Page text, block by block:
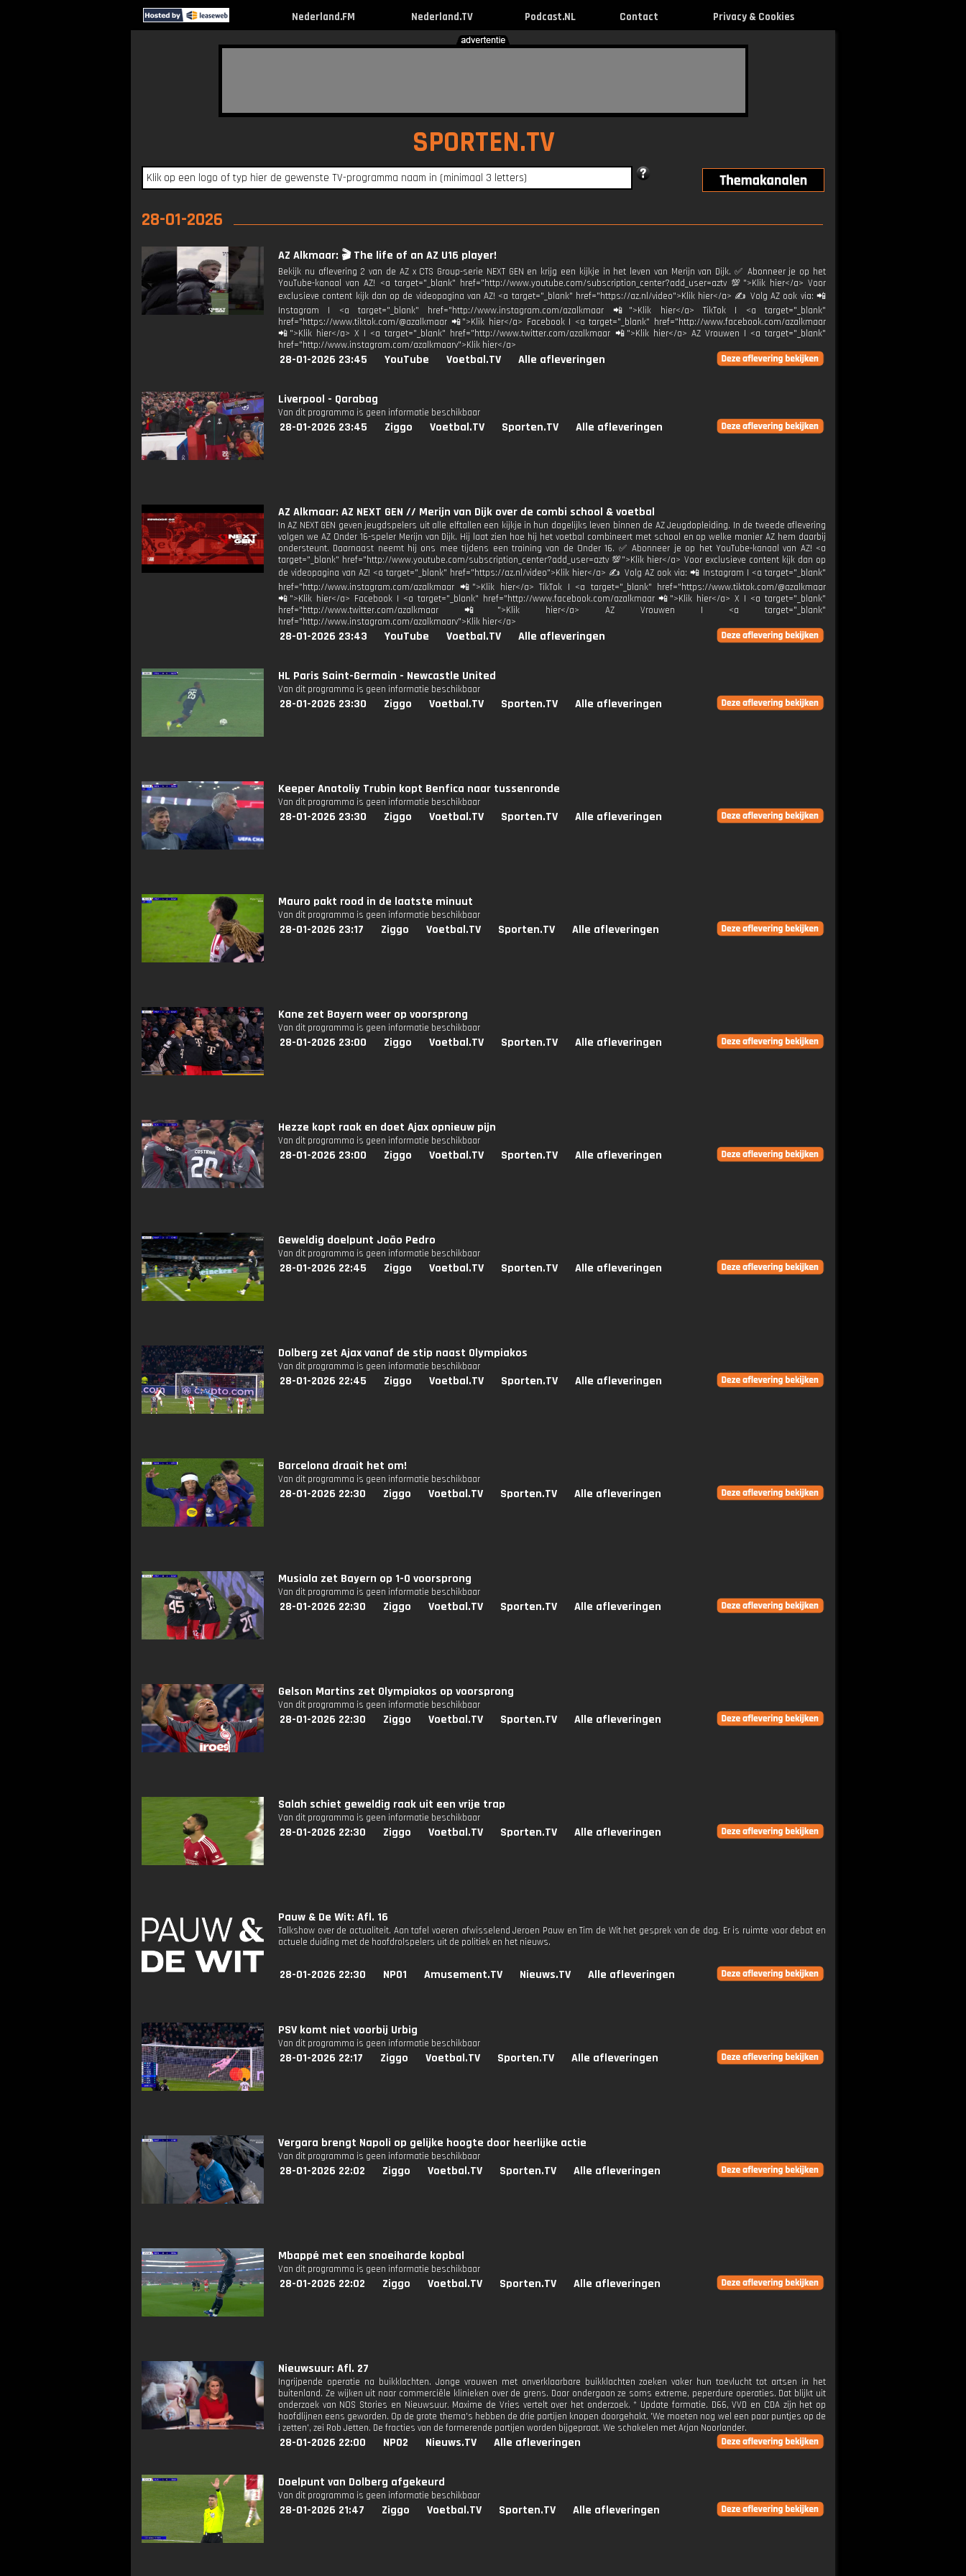
Nederland.FM Nederland.TV Podcast.NL Contact Privacy & Cookies
SPORTEN.TV
28-01-2026
AZ Alkmaar: 🎬 The life of an AZ U16 player!
Bekijk nu aflevering 2 van de AZ x CTS Group-serie NEXT GEN en krijg een kijkje in het leven van Merijn van Dijk. ✅ Abonneer je op het
YouTube-kanaal van AZ! <a target="_blank" href="http://www.youtube.com/subscription_center?add_user=aztv 💯">Klik hier</a> Voor
exclusieve content kijk dan op de videopagina van AZ! <a target="_blank" href="https://az.nl/video">Klik hier</a> ✍ Volg AZ ook via: 📲
Instagram | <a target="_blank" href="http://www.instagram.com/azalkmaar 📲">Klik hier</a> TikTok | <a target="_blank"
href="https://www.tiktok.com/@azalkmaar 📲">Klik hier</a> Facebook | <a target="_blank" href="http://www.facebook.com/azalkmaar
📲">Klik hier</a> X | <a target="_blank" href="http://www.twitter.com/azalkmaar 📲">Klik hier</a> AZ Vrouwen | <a target="_blank"
href="http://www.instagram.com/azalkmaarv">Klik hier</a>
28-01-2026 23:45 YouTube Voetbal.TV Alle afleveringen
Liverpool - Qarabag
Van dit programma is geen informatie beschikbaar
28-01-2026 23:45 Ziggo Voetbal.TV Sporten.TV Alle afleveringen
AZ Alkmaar: AZ NEXT GEN // Merijn van Dijk over de combi school & voetbal
In AZ NEXT GEN geven jeugdspelers uit alle elftallen een kijkje in hun dagelijks leven binnen de AZ Jeugdopleiding. In de tweede aflevering
volgen we AZ Onder 16-speler Merijn van Dijk. Hij laat zien hoe hij het voetbal combineert met school en op welke manier AZ hem daarbij
ondersteunt. Daarnaast neemt hij ons mee tijdens een training van de Onder 16. ✅ Abonneer je op het YouTube-kanaal van AZ! <a
target="_blank" href="http://www.youtube.com/subscription_center?add_user=aztv 💯">Klik hier</a> Voor exclusieve content kijk dan op
de videopagina van AZ! <a target="_blank" href="https://az.nl/video">Klik hier</a> ✍ Volg AZ ook via: 📲 Instagram | <a target="_blank"
href="http://www.instagram.com/azalkmaar 📲">Klik hier</a> TikTok | <a target="_blank" href="https://www.tiktok.com/@azalkmaar
📲">Klik hier</a> Facebook | <a target="_blank" href="http://www.facebook.com/azalkmaar 📲">Klik hier</a> X | <a target="_blank"
href="http://www.twitter.com/azalkmaar 📲">Klik hier</a> AZ Vrouwen | <a target="_blank"
href="http://www.instagram.com/azalkmaarv">Klik hier</a>
28-01-2026 23:43 YouTube Voetbal.TV Alle afleveringen
HL Paris Saint-Germain - Newcastle United
Van dit programma is geen informatie beschikbaar
28-01-2026 23:30 Ziggo Voetbal.TV Sporten.TV Alle afleveringen
Keeper Anatoliy Trubin kopt Benfica naar tussenronde
Van dit programma is geen informatie beschikbaar
28-01-2026 23:30 Ziggo Voetbal.TV Sporten.TV Alle afleveringen
Mauro pakt rood in de laatste minuut
Van dit programma is geen informatie beschikbaar
28-01-2026 23:17 Ziggo Voetbal.TV Sporten.TV Alle afleveringen
Kane zet Bayern weer op voorsprong
Van dit programma is geen informatie beschikbaar
28-01-2026 23:00 Ziggo Voetbal.TV Sporten.TV Alle afleveringen
Hezze kopt raak en doet Ajax opnieuw pijn
Van dit programma is geen informatie beschikbaar
28-01-2026 23:00 Ziggo Voetbal.TV Sporten.TV Alle afleveringen
Geweldig doelpunt João Pedro
Van dit programma is geen informatie beschikbaar
28-01-2026 22:45 Ziggo Voetbal.TV Sporten.TV Alle afleveringen
Dolberg zet Ajax vanaf de stip naast Olympiakos
Van dit programma is geen informatie beschikbaar
28-01-2026 22:45 Ziggo Voetbal.TV Sporten.TV Alle afleveringen
Barcelona draait het om!
Van dit programma is geen informatie beschikbaar
28-01-2026 22:30 Ziggo Voetbal.TV Sporten.TV Alle afleveringen
Musiala zet Bayern op 1-0 voorsprong
Van dit programma is geen informatie beschikbaar
28-01-2026 22:30 Ziggo Voetbal.TV Sporten.TV Alle afleveringen
Gelson Martins zet Olympiakos op voorsprong
Van dit programma is geen informatie beschikbaar
28-01-2026 22:30 Ziggo Voetbal.TV Sporten.TV Alle afleveringen
Salah schiet geweldig raak uit een vrije trap
Van dit programma is geen informatie beschikbaar
28-01-2026 22:30 Ziggo Voetbal.TV Sporten.TV Alle afleveringen
Pauw & De Wit: Afl. 16
Talkshow over de actualiteit. Aan tafel voeren afwisselend Jeroen Pauw en Tim de Wit het gesprek van de dag. Er is ruimte voor debat en
actuele duiding met de hoofdrolspelers uit de politiek en het nieuws.
28-01-2026 22:30 NPO1 Amusement.TV Nieuws.TV Alle afleveringen
PSV komt niet voorbij Urbig
Van dit programma is geen informatie beschikbaar
28-01-2026 22:17 Ziggo Voetbal.TV Sporten.TV Alle afleveringen
Vergara brengt Napoli op gelijke hoogte door heerlijke actie
Van dit programma is geen informatie beschikbaar
28-01-2026 22:02 Ziggo Voetbal.TV Sporten.TV Alle afleveringen
Mbappé met een snoeiharde kopbal
Van dit programma is geen informatie beschikbaar
28-01-2026 22:02 Ziggo Voetbal.TV Sporten.TV Alle afleveringen
Nieuwsuur: Afl. 27
Ingrijpende operatie na buikklachten. Jonge vrouwen met onverklaarbare buikklachten zoeken vaker hun toevlucht tot artsen in het
buitenland. Ze wijken uit naar commerciële klinieken over de grens. Daar ondergaan ze soms extreme, peperdure operaties. Dat blijkt uit
onderzoek van NOS Stories en Nieuwsuur. Maxime de Vries vertelt over het onderzoek. * Update formatie. D66, VVD en CDA zijn het op
hoofdlijnen eens geworden. Op de grote thema's hebben de drie partijen knopen doorgehakt. 'We moeten nog wel een paar puntjes op de
i zetten', zei Rob Jetten. De fracties van de formerende partijen worden bijgepraat. We schakelen met Arjan Noorlander.
28-01-2026 22:00 NPO2 Nieuws.TV Alle afleveringen
Doelpunt van Dolberg afgekeurd
Van dit programma is geen informatie beschikbaar
28-01-2026 21:47 Ziggo Voetbal.TV Sporten.TV Alle afleveringen